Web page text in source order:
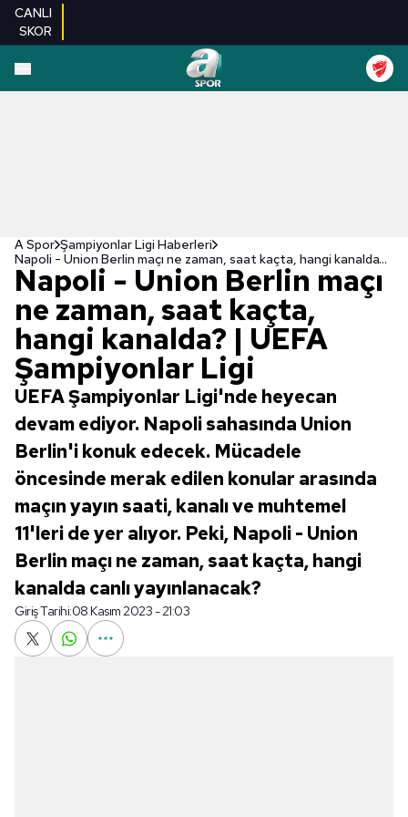
CANLI
SKOR
A Spor Şampiyonlar Ligi Haberleri
Napoli - Union Berlin maçı ne zaman, saat kaçta, hangi kanalda? | UEFA Şampiyonlar Ligi
Napoli - Union Berlin maçı
ne zaman, saat kaçta,
hangi kanalda? | UEFA
Şampiyonlar Ligi
UEFA Şampiyonlar Ligi'nde heyecan
devam ediyor. Napoli sahasında Union
Berlin'i konuk edecek. Mücadele
öncesinde merak edilen konular arasında
maçın yayın saati, kanalı ve muhtemel
11'leri de yer alıyor. Peki, Napoli - Union
Berlin maçı ne zaman, saat kaçta, hangi
kanalda canlı yayınlanacak?
Giriş Tarihi:08 Kasım 2023 - 21:03